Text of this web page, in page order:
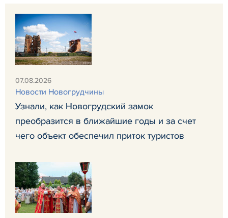
07.08.2026
Новости Новогрудчины
Узнали, как Новогрудский замок
преобразится в ближайшие годы и за счет
чего объект обеспечил приток туристов